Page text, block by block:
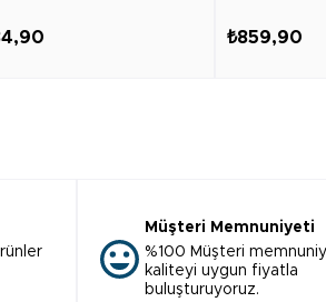
₺859,90
Müşteri Memnuniyeti
%100 Müşteri
kaliteyi uygun fiyatla
buluşturuyoruz.